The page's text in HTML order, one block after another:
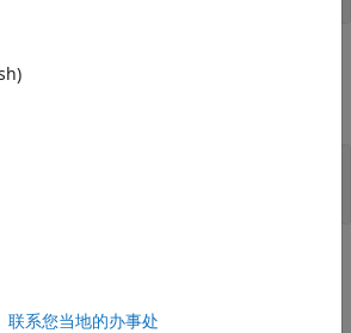
联系您当地的办事处